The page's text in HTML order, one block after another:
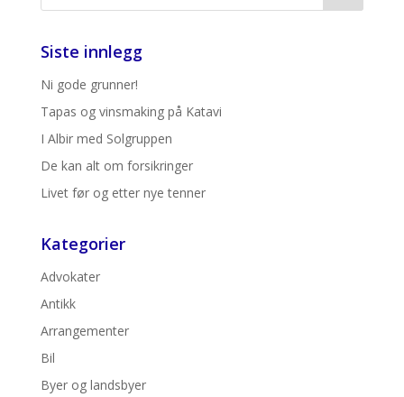
Siste innlegg
Ni gode grunner!
Tapas og vinsmaking på Katavi
I Albir med Solgruppen
De kan alt om forsikringer
Livet før og etter nye tenner
Kategorier
Advokater
Antikk
Arrangementer
Bil
Byer og landsbyer